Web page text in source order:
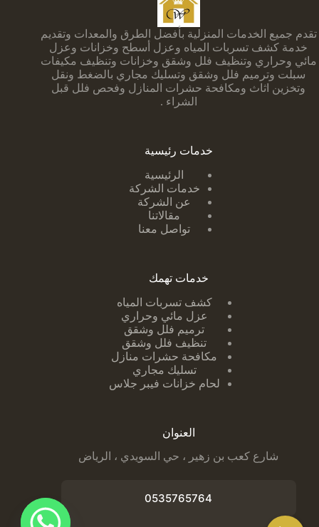
تقدم جميع الخدمات المنزلية بأفضل الطرق والمعدات وتقديم
خدمة كشف تسربات المياه وعزل أسطح وخزانات وعزل
مائي وحراري وتنظيف فلل وشقق وخزانات وتنظيف مكيفات
سبلت وترميم فلل وشقق وتسليك مجاري بالضغط ونقل
وتخزين اثاث ومكافحة حشرات المنازل وفحص فلل قبل
الشراء .
خدمات رئيسية
الرئيسية
خدمات الشركة
عن الشركة
مقالاتنا
تواصل معنا
خدمات تهمك
كشف تسربات ا لمياه
عزل مائي وحراري
ترميم فلل وشقق
تنظيف فلل وشقق
مكافحة حشرات منازل
تسليك مجاري
لحام خزانات فيبر جلاس
العنوان
شارع كعب بن زهير ، حي السويدي ، الرياض
0535765764